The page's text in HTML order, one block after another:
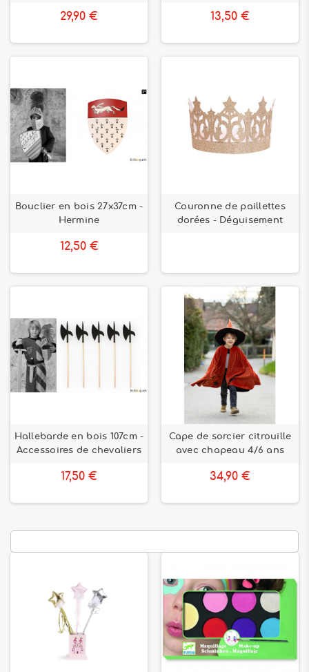
29,90 € 13,50 €
Bouclier en bois 27x37cm -
Hermine
12,50 €
Couronne de paillettes
dorées - Déguisement
Hallebarde en bois 107cm -
Accessoires de chevaliers
17,50 €
Cape de sorcier citrouille
avec chapeau 4/6 ans
34,90 €